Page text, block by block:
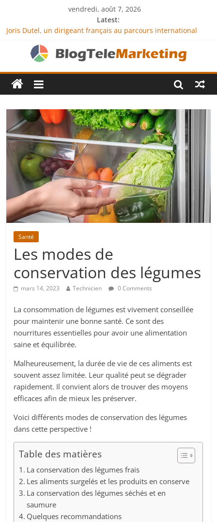
vendredi, août 7, 2026
Latest:
Joris Dutel, un dirigeant français au parcours international
Agria Assurance Animaux : comment l’entreprise se
démarque-t-elle de la concurrence ?
JCA Academy : l’excellence au service de l’indépendance
financière
Denis Bouclon : la diplomatie éducative comme moteur de
Next Terra International : des solutions logistiques au service
du commerce international
Santé
Les modes de
conservation des légumes
mars 14, 2023 Technicien 0 Comments
La consommation de légumes est vivement conseillée
pour maintenir une bonne santé. Ce sont des
nourritures essentielles pour avoir une alimentation
saine et équilibrée.
Malheureusement, la durée de vie de ces aliments est
souvent assez limitée. Leur qualité peut se dégrader
rapidement. Il convient alors de trouver des moyens
efficaces afin de mieux les préserver.
Voici différents modes de conservation des légumes
dans cette perspective !
Table des matières
La conservation des légumes frais
Les aliments surgelés et les produits en conserve
La conservation des légumes séchés et en
saumure
Quelques recommandations